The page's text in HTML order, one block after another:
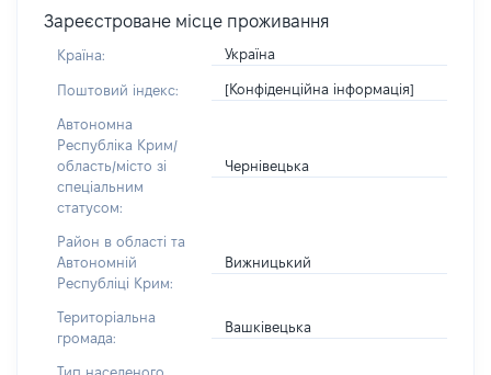
Зареєстроване місце проживання
Країна: Україна
Поштовий індекс: [Конфіденційна інформація]
Автономна
Республіка Крим/
область/місто зі
спеціальним
статусом:
Чернівецька
Район в області та
Автономній
Республіці Крим:
Вижницький
Територіальна
громада:
Вашківецька
Тип населеного